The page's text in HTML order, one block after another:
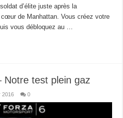
d’élite juste après la
cœur de Manhattan. Vous créez votre
vous débloquez au …
Notre test plein gaz
2016 0